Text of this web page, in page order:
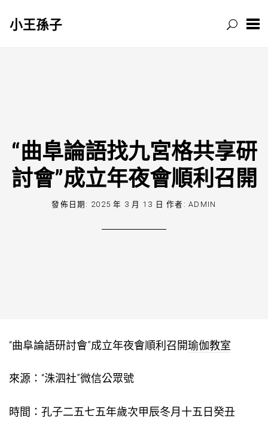
小王孫子
“曲阜論語找九宮格共享研
討會”成立年夜會順利召開
發佈日期: 2025 年 3 月 13 日 作者:ADMIN
“曲阜論語研討會”成立年夜會順利召開瑜伽教室
來源：“洙泗社”微信公眾號
時間：孔子二五七五年歲次甲辰冬月十五日癸丑